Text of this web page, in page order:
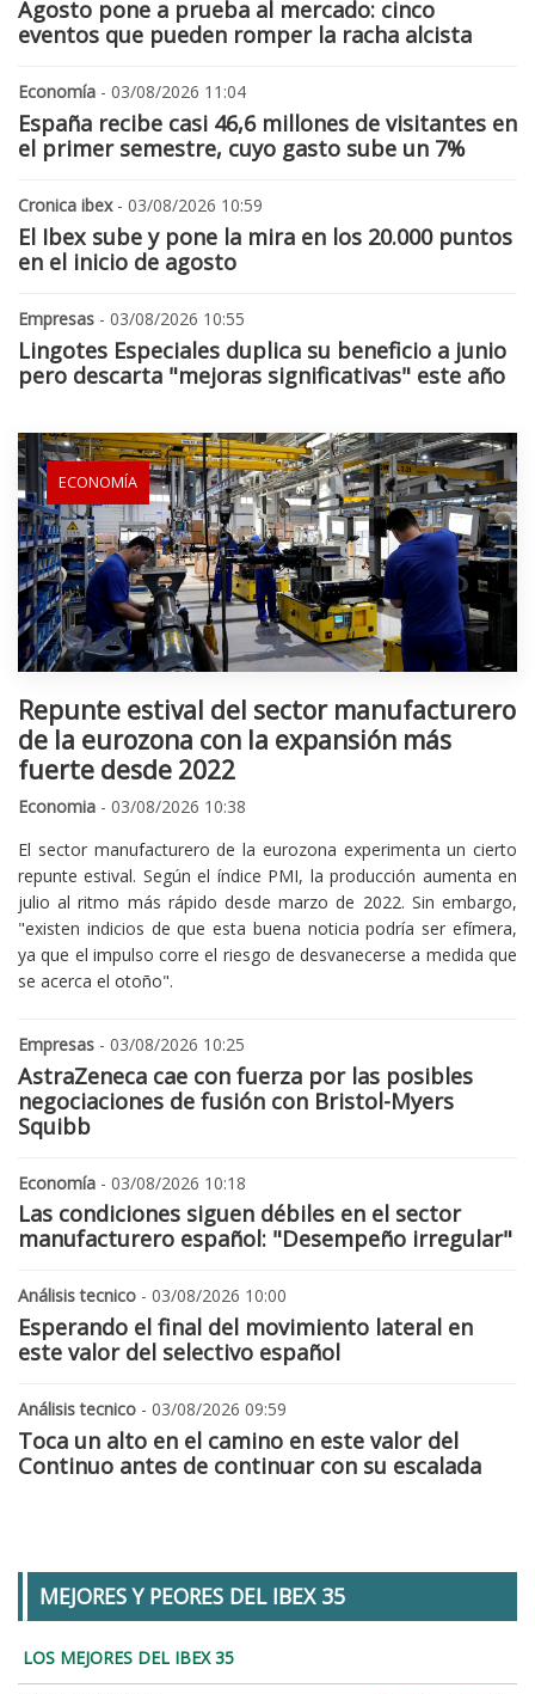
Agosto pone a prueba al mercado: cinco
eventos que pueden romper la racha alcista
Economía - 03/08/2026 11:04
España recibe casi 46,6 millones de visitantes en
el primer semestre, cuyo gasto sube un 7%
Cronica ibex- 03/08/2026 10:59
El Ibex sube y pone la mira en los 20.000 puntos
en el inicio de agosto
Empresas - 03/08/2026 10:55
Lingotes Especiales duplica su beneficio a junio
pero descarta "mejoras significativas" este año
ECONOMÍA
Repunte estival del sector manufacturero
de la eurozona con la expansión más
fuerte desde 2022
Economia - 03/08/2026 10:38
El sector manufacturero de la eurozona experimenta un cierto
repunte estival. Según el índice PMI, la producción aumenta en
julio al ritmo más rápido desde marzo de 2022. Sin embargo,
"existen indicios de que esta buena noticia podría ser efímera,
ya que el impulso corre el riesgo de desvanecerse a medida que
se acerca el otoño".
Empresas - 03/08/2026 10:25
AstraZeneca cae con fuerza por las posibles
negociaciones de fusión con Bristol-Myers
Squibb
Economía - 03/08/2026 10:18
Las condiciones siguen débiles en el sector
manufacturero español: "Desempeño irregular"
Análisis tecnico - 03/08/2026 10:00
Esperando el final del movimiento lateral en
este valor del selectivo español
Análisis tecnico - 03/08/2026 09:59
Toca un alto en el camino en este valor del
Continuo antes de continuar con su escalada
MEJORES Y PEORES DEL IBEX 35
LOS MEJORES DEL IBEX 35